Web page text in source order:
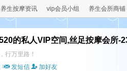
养生按摩资讯 vip会员小组 养生会所商铺
的私人VIP空间,丝足按摩会所-
行万里路！
发短信 加好友